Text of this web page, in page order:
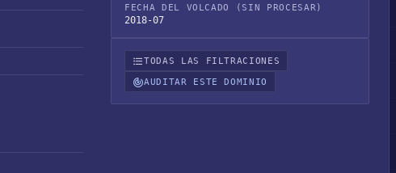
FECHA DEL VOLCADO (SIN PROCESAR)
2018-07
TODAS LAS FILTRACIONES
AUDITAR ESTE DOMINIO